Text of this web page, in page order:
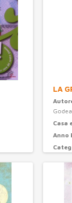
LA
Casa
Anno